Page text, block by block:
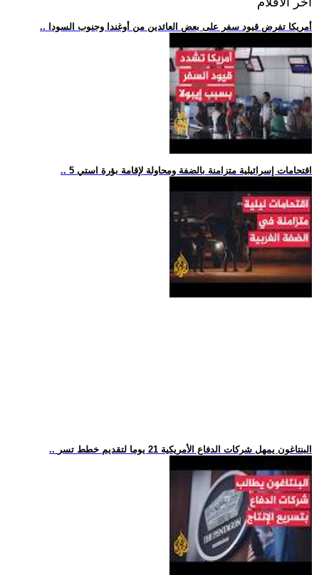
.. أمريكا تفرض قيود سفر على بعض العائدين من أوغندا وجنوب السودا
.. 5 اقتحامات إسرائيلية متزامنة بالضفة ومحاولة لإقامة بؤرة استي
.. البنتاغون يمهل شركات الدفاع الأمريكية 21 يوما لتقديم خطط تسر